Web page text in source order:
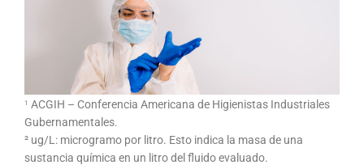
1 ACGIH – Conferencia Americana de Higienistas Industriales
Gubernamentales.
² ug/L: microgramo por litro. Esto indica la masa de una
sustancia química en un litro del fluido evaluado.